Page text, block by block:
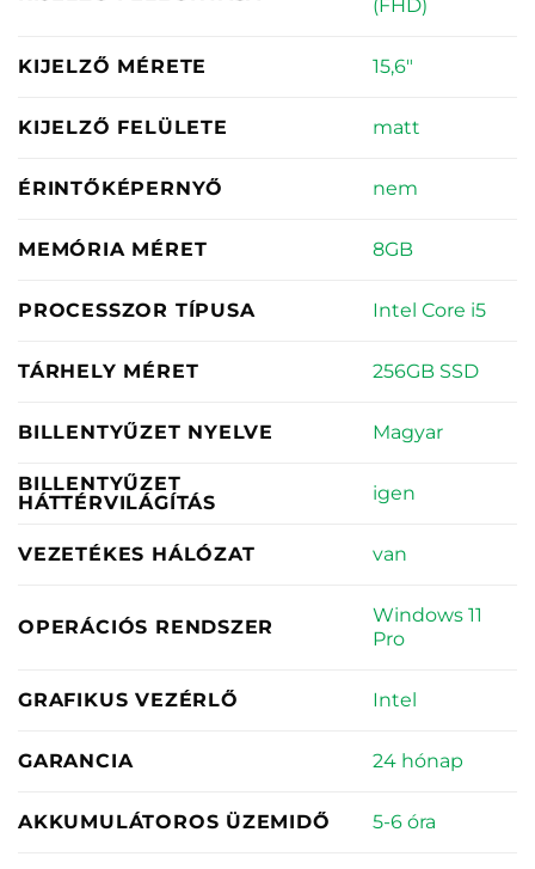
(FHD)
KIJELZŐ MÉRETE 15,6"
KIJELZŐ FELÜLETE matt
ÉRINTŐKÉPERNYŐ nem
MEMÓRIA MÉRET 8GB
PROCESSZOR TÍPUSA Intel Core i5
TÁRHELY MÉRET 256GB SSD
BILLENTYŰZET NYELVE Magyar
BILLENTYŰZET
HÁTTÉRVILÁGÍTÁS
igen
VEZETÉKES HÁLÓZAT van
OPERÁCIÓS RENDSZER
Windows 11
Pro
GRAFIKUS VEZÉRLŐ Intel
GARANCIA 24 hónap
AKKUMULÁTOROS ÜZEMIDŐ 5-6 óra